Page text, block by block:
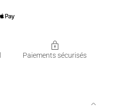
Paiements sécurisés